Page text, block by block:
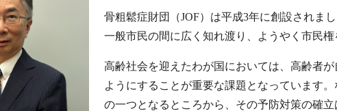
骨粗鬆症財団（JOF）は平成3年に創設されま
一般市民の間に広く知れ渡り、ようやく市民権
高齢社会を迎えたわが国においては、高齢者
ようにすることが重要な課題となっています
の一つとなるところから、その予防対策の確立